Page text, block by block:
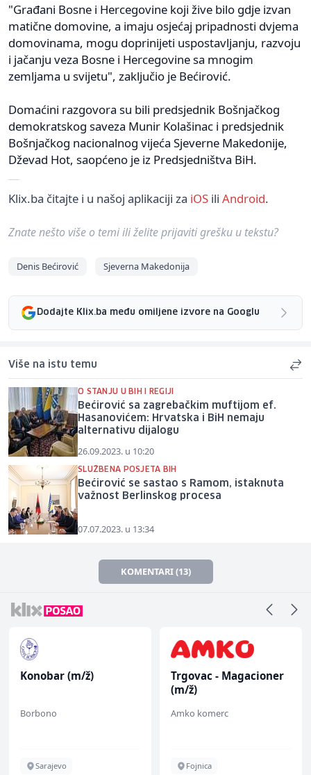
"Građani Bosne i Hercegovine koji žive bilo gdje izvan
matične domovine, a imaju osjećaj pripadnosti dvjema
domovinama, mogu doprinijeti uspostavljanju, razvoju
i jačanju veza Bosne i Hercegovine sa mnogim
zemljama u svijetu", zaključio je Bećirović.
Domaćini razgovora su bili predsjednik Bošnjačkog
demokratskog saveza Munir Kolašinac i predsjednik
Bošnjačkog nacionalnog vijeća Sjeverne Makedonije,
Dževad Hot, saopćeno je iz Predsjedništva BiH.
Klix.ba čitajte i u našoj aplikaciji za iOS ili Android.
Znate nešto više o temi ili želite prijaviti grešku u tekstu?
Denis Bećirović Sjeverna Makedonija
Dodajte Klix.ba među omiljene izvore na Googlu
Više na istu temu
O STANJU U BIH I REGIJI
Bećirović sa zagrebačkim muftijom ef.
Hasanovićem: Hrvatska i BiH nemaju
alternativu dijalogu
26.09.2023. u 10:20
SLUŽBENA POSJETA BIH
Bećirović se sastao s Ramom, istaknuta
važnost Berlinskog procesa
07.07.2023. u 13:34
KOMENTARI (13)
Konobar (m/ž)
Borbono
Sarajevo
Trgovac - Magacioner
(m/ž)
Amko komerc
Fojnica